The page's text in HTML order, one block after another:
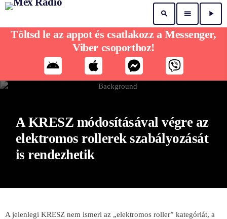
search menu play_arrow
A KRESZ módosításával végre az
elektromos rollerek szabályozását
is rendezhetik
A jelenlegi KRESZ nem ismeri az „elektromos roller” kategóriát, a
Töltsd le az appot és csatlakozz a Messenger,
Viber csoporthoz!